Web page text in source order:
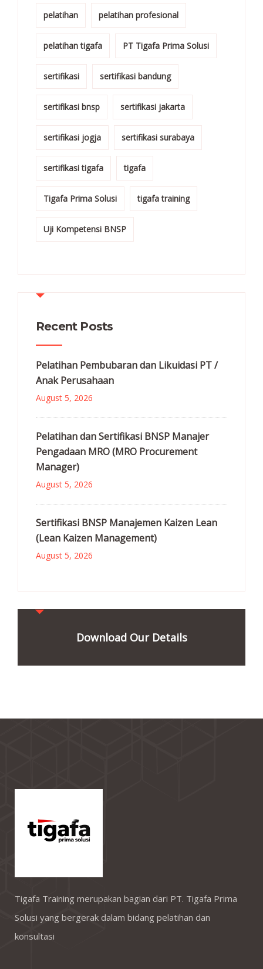
pelatihan pelatihan profesional
pelatihan tigafa PT Tigafa Prima Solusi
sertifikasi sertifikasi bandung
sertifikasi bnsp sertifikasi jakarta
sertifikasi jogja sertifikasi surabaya
sertifikasi tigafa tigafa
Tigafa Prima Solusi tigafa training
Uji Kompetensi BNSP
Recent Posts
Pelatihan Pembubaran dan Likuidasi PT /
Anak Perusahaan
August 5, 2026
Pelatihan dan Sertifikasi BNSP Manajer
Pengadaan MRO (MRO Procurement
Manager)
August 5, 2026
Sertifikasi BNSP Manajemen Kaizen Lean
(Lean Kaizen Management)
August 5, 2026
Download Our Details
Tigafa Training merupakan bagian dari PT. Tigafa Prima
Solusi yang bergerak dalam bidang pelatihan dan
konsultasi